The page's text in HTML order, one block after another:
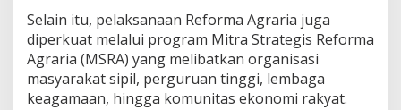
Selain itu, pelaksanaan Reforma Agraria juga
diperkuat melalui program Mitra Strategis Reforma
Agraria (MSRA) yang melibatkan organisasi
masyarakat sipil, perguruan tinggi, lembaga
keagamaan, hingga komunitas ekonomi rakyat.